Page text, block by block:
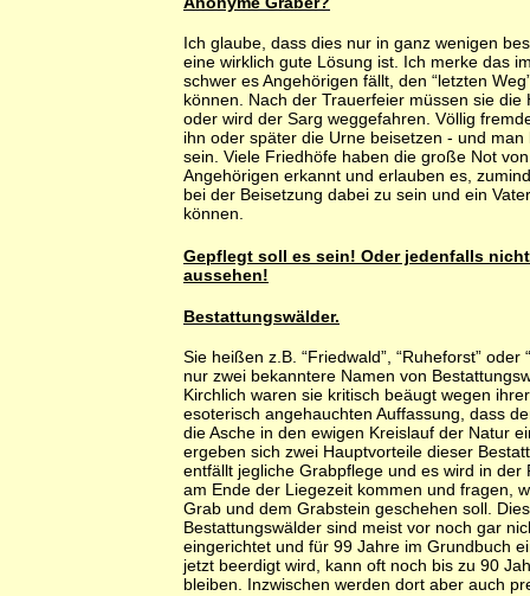
Ich glaube, dass dies nur in ganz wenigen
eine wirklich gute Lösung ist. Ich merke das
schwer es Angehörigen fällt, den “letzten
können. Nach der Trauerfeier müssen sie die
oder wird der Sarg weggefahren. Völlig
ihn oder später die Urne beisetzen - und man
sein. Viele Friedhöfe haben die große Not
Angehörigen erkannt und erlauben es,
bei der Beisetzung dabei zu sein und ein
können.
Gepflegt soll es sein! Oder jedenfalls
aussehen!
Bestattungswälder.
Sie heißen z.B. “Friedwald”, “Ruheforst” oder
nur zwei bekanntere Namen von
Kirchlich waren sie kritisch beäugt wegen
esoterisch angehauchten Auffassung, dass
die Asche in den ewigen Kreislauf der Natur
ergeben sich zwei Hauptvorteile dieser
entfällt jegliche Grabpflege und es wird in der
am Ende der Liegezeit kommen und fragen,
Grab und dem Grabstein geschehen soll.
Bestattungswälder sind meist vor noch gar
eingerichtet und für 99 Jahre im Grundbuch
jetzt beerdigt wird, kann oft noch bis zu 90
bleiben. Inzwischen werden dort aber auch